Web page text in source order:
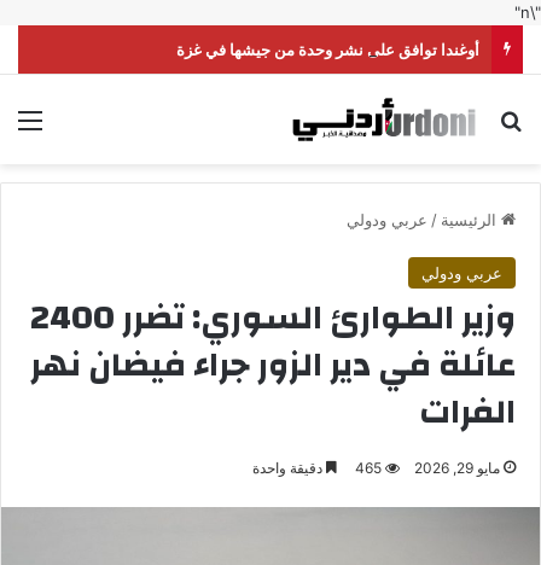
"\n"
أوغندا توافق على نشر وحدة من جيشها في غزة
بحث عن
الرئيسية / عربي ودولي
عربي ودولي
وزير الطوارئ السوري: تضرر 2400
عائلة في دير الزور جراء فيضان نهر
‏الفرات
مايو 29, 2026 465 دقيقة واحدة